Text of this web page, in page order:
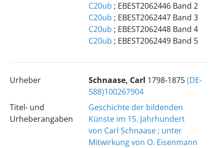
C20ub ; EBEST2062446 Band 2
C20ub ; EBEST2062447 Band 3
C20ub ; EBEST2062448 Band 4
C20ub ; EBEST2062449 Band 5
Urheber Schnaase, Carl 1798-1875(DE-
588)100267904
Titel- und
Urheberangaben
Geschichte der bildenden
Künste im 15. Jahrhundert
von Carl Schnaase ; unter
Mitwirkung von O. Eisenmann